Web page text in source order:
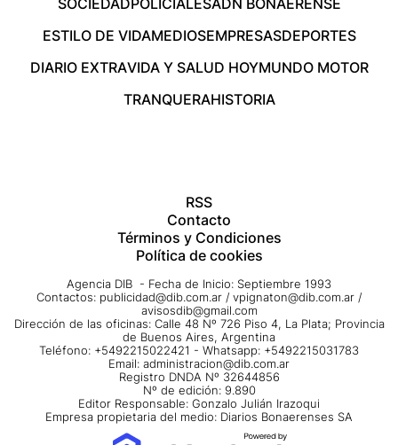
SOCIEDADPOLICIALESADN BONAERENSE
ESTILO DE VIDAMEDIOSEMPRESASDEPORTES
DIARIO EXTRAVIDA Y SALUD HOYMUNDO MOTOR
TRANQUERAHISTORIA
RSS
Contacto
Términos y Condiciones
Política de cookies
Agencia DIB - Fecha de Inicio: Septiembre 1993
Contactos: publicidad@dib.com.ar / vpignaton@dib.com.ar /
avisosdib@gmail.com
Dirección de las oficinas: Calle 48 Nº 726 Piso 4, La Plata; Provincia
de Buenos Aires, Argentina
Teléfono: +5492215022421 - Whatsapp: +5492215031783
Email: administracion@dib.com.ar
Registro DNDA Nº 32644856
Nº de edición: 9.890
Editor Responsable: Gonzalo Julián Irazoqui
Empresa propietaria del medio: Diarios Bonaerenses SA